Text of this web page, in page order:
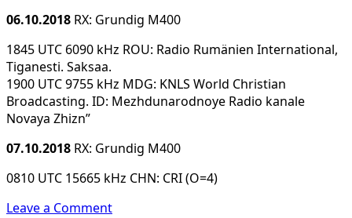
06.10.2018 RX: Grundig M400
1845 UTC 6090 kHz ROU: Radio Rumänien International,
Tiganesti. Saksaa.
1900 UTC 9755 kHz MDG: KNLS World Christian
Broadcasting. ID: Mezhdunarodnoye Radio kanale
Novaya Zhizn”
07.10.2018 RX: Grundig M400
0810 UTC 15665 kHz CHN: CRI (O=4)
Leave a Comment